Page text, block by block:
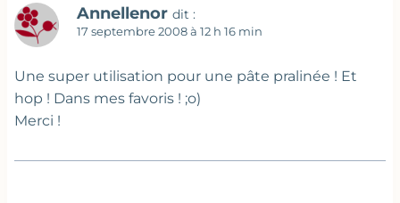
Annellenor dit :
17 septembre 2008 à 12 h 16 min
Une super utilisation pour une pâte pralinée ! Et
hop ! Dans mes favoris ! ;o)
Merci !